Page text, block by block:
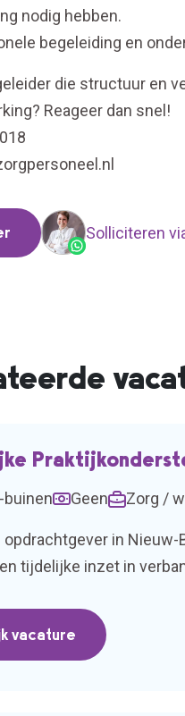
nodig hebben.
begeleiding en
die structuur en
Reageer dan snel!
Solliciteren
Geen Zorg /
opdrachtgever in
tijdelijke inzet in
vacature